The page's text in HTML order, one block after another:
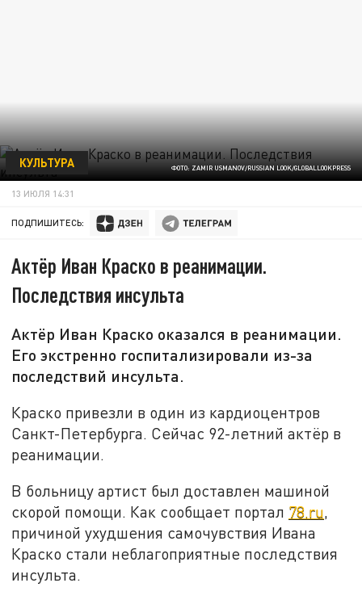
ФОТО: ZAMIR USMANOV/RUSSIAN LOOK/GLOBALLOOKPRESS
КУЛЬТУРА
13 ИЮЛЯ 14:31
ПОДПИШИТЕСЬ:
Актёр Иван Краско в реанимации.
Последствия инсульта
Актёр Иван Краско оказался в реанимации.
Его экстренно госпитализировали из-за
последствий инсульта.
Краско привезли в один из кардиоцентров
Санкт-Петербурга. Сейчас 92-летний актёр в
реанимации.
В больницу артист был доставлен машиной
скорой помощи. Как сообщает портал 78.ru,
причиной ухудшения самочувствия Ивана
Краско стали неблагоприятные последствия
инсульта.